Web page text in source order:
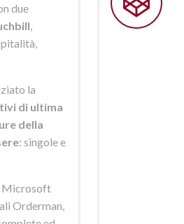
due
la
di ultima
della
: singole e
Microsoft
Orderman,